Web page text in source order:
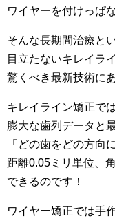
ワイヤーを付けっぱ
そんな長期間治療と
目立たないキレイラ
驚くべき最新技術に
キレイライン矯正で
膨大な歯列データと
「どの歯をどの方向
距離0.05ミリ単位、
できるのです！
ワイヤー矯正では手